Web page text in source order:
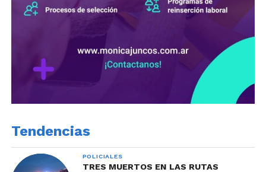
Tendencias
POLICIALES
TRES MUERTOS EN LAS RUTAS